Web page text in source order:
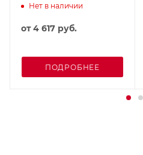
Нет в наличии
от4 617 руб.
ПОДРОБНЕЕ